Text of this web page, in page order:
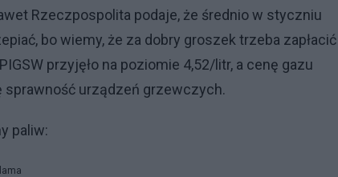
Rzeczpospolita podaje, że średnio w styczniu
bo wiemy, że za dobry groszek trzeba zapłacić
przyjęło na poziomie 4,52/litr, a cenę gazu
sprawność urządzeń grzewczych.
paliw: